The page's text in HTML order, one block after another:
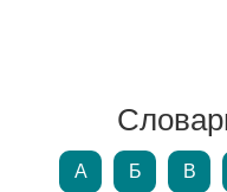
А Б В